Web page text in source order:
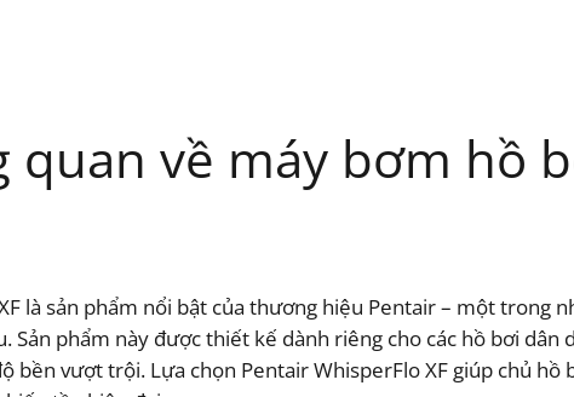
quan về máy bơm hồ
là sản phẩm nổi bật của thương hiệu Pentair – một trong
Sản phẩm này được thiết kế dành riêng cho các hồ bơi dân
bền vượt trội. Lựa chọn Pentair WhisperFlo XF giúp chủ hồ